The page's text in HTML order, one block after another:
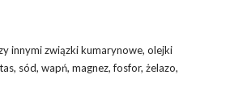
innymi związki kumarynowe, olejki
sód, wapń, magnez, fosfor, żelazo,